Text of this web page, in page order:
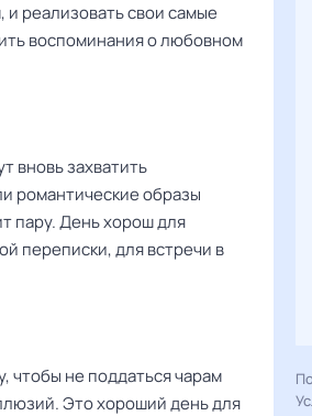
реализовать свои самые
воспоминания о любовном
вновь захватить
романтические образы
пару. День хорош для
переписки, для встречи в
чтобы не поддаться чарам
Это хороший день для